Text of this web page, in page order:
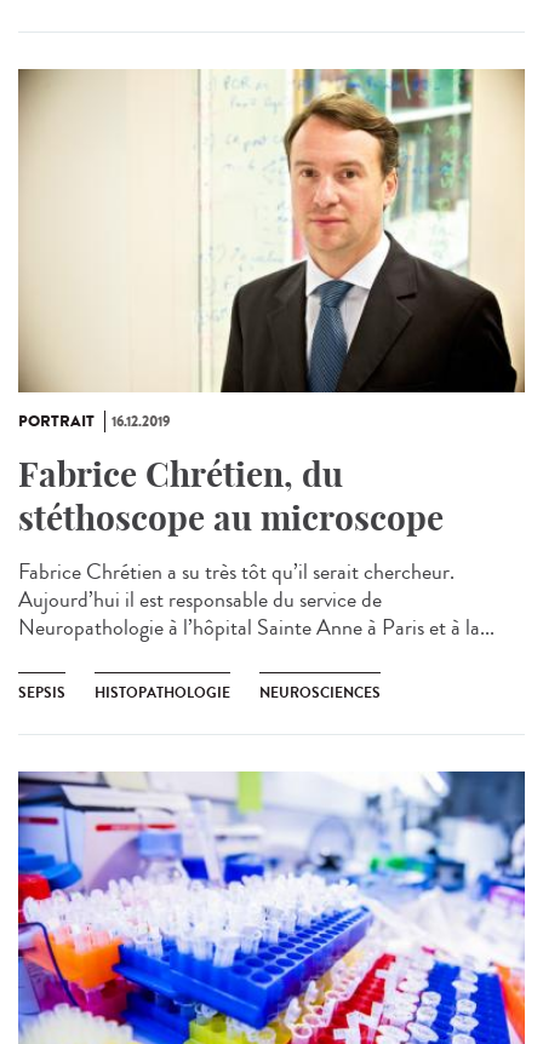
PORTRAIT 16.12.2019
Fabrice Chrétien, du
stéthoscope au microscope
Fabrice Chrétien a su très tôt qu’il serait chercheur.
Aujourd’hui il est responsable du service de
Neuropathologie à l’hôpital Sainte Anne à Paris​ et à la...
SEPSIS HISTOPATHOLOGIE NEUROSCIENCES